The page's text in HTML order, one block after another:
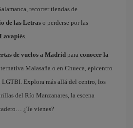
recorrer tiendas de
de las Letras o perderse por las
.
de vuelos a Madrid para conocer la
Malasaña o en Chueca, epicentro
Explora más allá del centro, los
del Río Manzanares, la escena
¿Te vienes?